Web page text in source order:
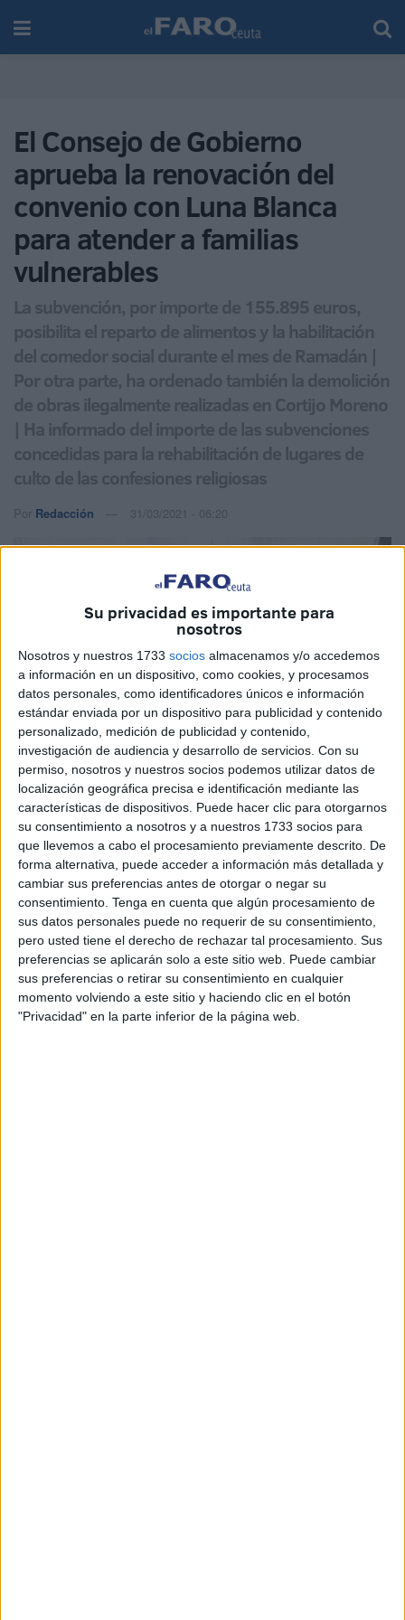
Su privacidad es importante para
nosotros
Nosotros y nuestros 1733 socios almacenamos y/o accedemos
a información en un dispositivo, como cookies, y procesamos
datos personales, como identificadores únicos e información
estándar enviada por un dispositivo para publicidad y contenido
personalizado, medición de publicidad y contenido,
investigación de audiencia y desarrollo de servicios. Con su
permiso, nosotros y nuestros socios podemos utilizar datos de
localización geográfica precisa e identificación mediante las
características de dispositivos. Puede hacer clic para otorgarnos
su consentimiento a nosotros y a nuestros 1733 socios para
que llevemos a cabo el procesamiento previamente descrito. De
forma alternativa, puede acceder a información más detallada y
cambiar sus preferencias antes de otorgar o negar su
consentimiento. Tenga en cuenta que algún procesamiento de
sus datos personales puede no requerir de su consentimiento,
pero usted tiene el derecho de rechazar tal procesamiento. Sus
preferencias se aplicarán solo a este sitio web. Puede cambiar
sus preferencias o retirar su consentimiento en cualquier
momento volviendo a este sitio y haciendo clic en el botón
"Privacidad" en la parte inferior de la página web.
El Consejo de Gobierno
aprueba la renovación del
convenio con Luna Blanca
para atender a familias
vulnerables
La subvención, por importe de 155.895 euros,
posibilita el reparto de alimentos y la habilitación
del comedor social durante el mes de Ramadán |
Por otra parte, ha ordenado también la demolición
de obras ilegalmente realizadas en Cortijo Moreno
| Ha informado del importe de las subvenciones
concedidas para la rehabilitación de lugares de
culto de las confesiones religiosas
Por Redacción 31/03/2021 - 06:20
Imagen de archivo
La consejera de Servicios Sociales de Ceuta, Dunia
Mohamed, ha llevado este miércoles a la reunión del
Consejo de Gobiernola aprobación de lasubvencióna
la entidadLuna Blancapara el reparto de alimentos y
comidas preparadas a aquellas personas que se
encuentran en situación de vulnerabilidad, así como la
asistencia en el mes de Ramadán de un comedor social.